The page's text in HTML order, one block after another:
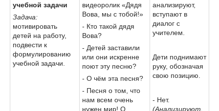
учебной задачи
Задача:
мотивировать
детей на работу,
подвести к
формулированию
учебной задачи.
видеоролик «Дядя
Вова, мы с тобой!»
- Кто такой дядя
Вова?
- Детей заставили
или они искренне
поют эту песню?
- О чём эта песня?
- Песня о том, что
нам всем очень
нужен мир! О
анализируют,
вступают в
диалог с
учителем.
Дети поднимают
руку, обозначая
свою позицию.
- Нет.
(Анализируют,